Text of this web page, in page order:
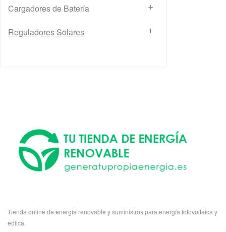
Cargadores de Batería
Reguladores Solares
Tienda online de energía renovable y suministros para energía fotovoltaica y
eólica.